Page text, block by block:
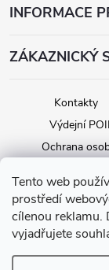
Tento web
prostředí
cílenou reklamu.
vyjadřujete
INFORMACE
ZÁKAZNICKÝ
Kontakty
Výdejní
Ochrana
Copyright 2026